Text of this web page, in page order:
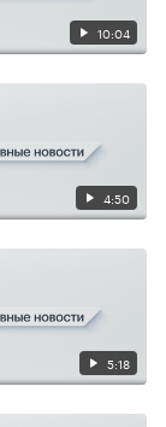
10:04
4:50
5:18